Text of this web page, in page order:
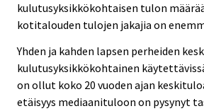
kulutusyksikkökohtaisen tulon
kotitalouden tulojen jakajia on
Yhden ja kahden lapsen perheiden
kulutusyksikkökohtainen
on ollut koko 20 vuoden ajan
etäisyys mediaanituloon on pysynyt